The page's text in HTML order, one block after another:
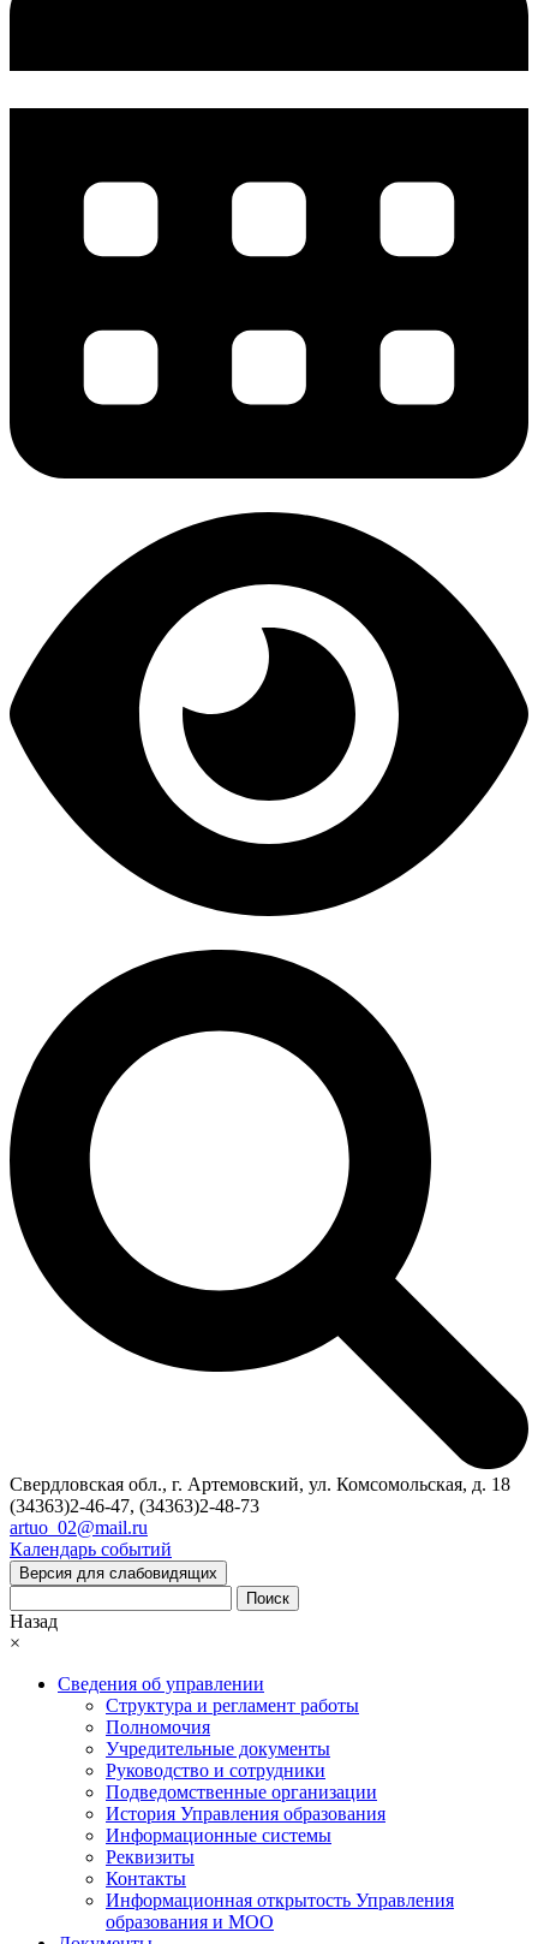
Свердловская обл., г. Артемовский, ул. Комсомольская, д. 18
(34363)2-46-47, (34363)2-48-73
artuo_02@mail.ru
Календарь событий
Версия для слабовидящих
Поиск
Назад
×
Сведения об управлении
Структура и регламент работы
Полномочия
Учредительные документы
Руководство и сотрудники
Подведомственные организации
История Управления образования
Информационные системы
Реквизиты
Контакты
Информационная открытость Управления
образования и МОО